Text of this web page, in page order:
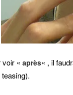
« après« , il
teasing).